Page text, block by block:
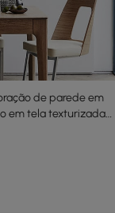
de parede em
em tela texturizada